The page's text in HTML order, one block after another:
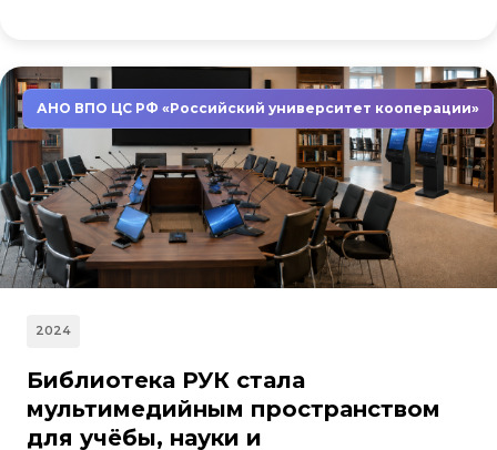
АНО ВПО ЦС РФ «Российский университет кооперации»
2024
Библиотека РУК стала
мультимедийным пространством
для учёбы, науки и